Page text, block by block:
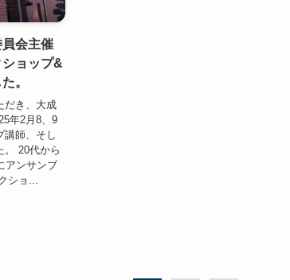
会主催
ショップ&
。
だき、大成
年2月8、9
講師、そし
。 20代から
アンサンブ
ショ...